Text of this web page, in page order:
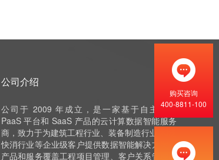
公司介绍
公司于 2009 年成立，是一家基于自主研发
PaaS 平台和 SaaS 产品的云计算数据智能服务
商，致力于为建筑工程行业、装备制造行业 和泛
快消行业等企业级客户提供数据智能解决方案，
产品和服务覆盖工程项目管理、客户关系管理等
购买咨询
400-8811-100